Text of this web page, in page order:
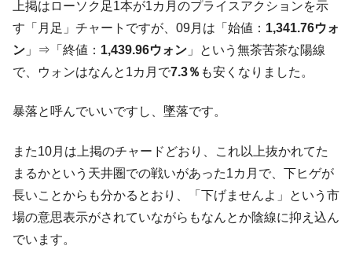
ぎ」では。
韓国鉄鋼最大手『POSCO』ズブズブ沈む。
営業利益80.2％も減少
『Money1』
米国下院「韓国の公務員個人をターゲット
する差別。許してはおかぬ
『Money1』
韓国ボンクラ政策室長･金容範、株価暴落に
他人事のような発言。
韓国半導体『SKハイニックス』2026年2Qの
業績「史上最高益」当期純利益は前年同期比13.4倍に。
機 ⇒ 10.7兆では損が出るからできない。
上掲はローソク足1本が1カ月のプライスアクションを示
す「月足」チャートですが、09月は「始値： 1,341.76ウォ
ン 」⇒「終値： 1,439.96ウォン 」という無茶苦茶な陽線
で、ウォンはなんと1カ月で7.3％ も安くなりました。
暴落と呼んでいいですし、墜落です。
また10月は上掲のチャードどおり、これ以上抜かれてた
まるかという天井圏での戦いがあった1カ月で、下ヒゲが
長いことからも分かるとおり、「下げませんよ」という市
場の意思表示がされていながらもなんとか陰線に抑え込ん
でいます。